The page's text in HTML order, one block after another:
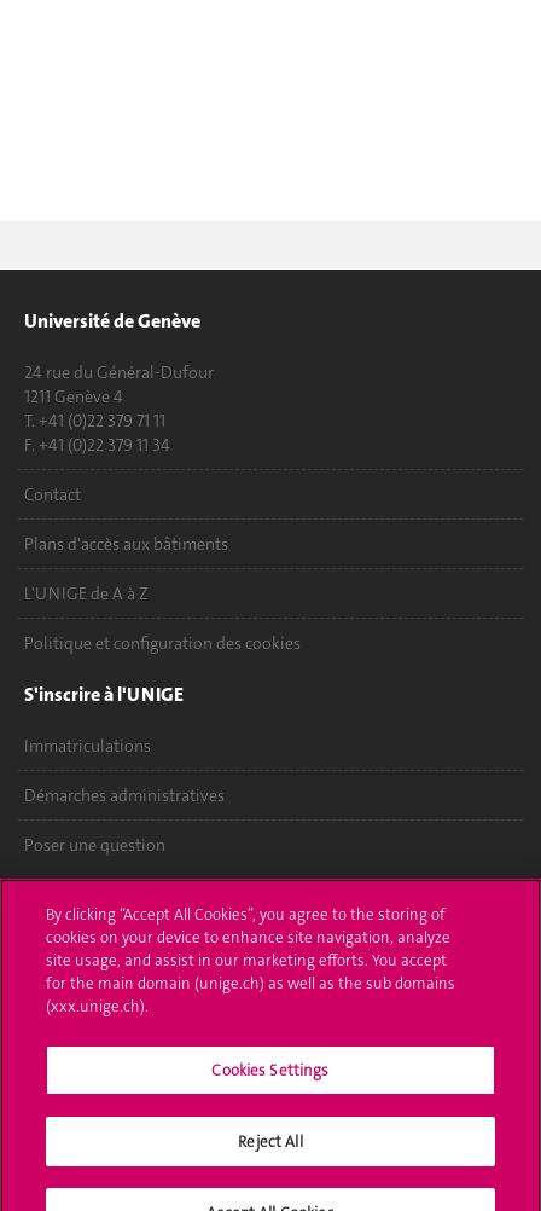
Université de Genève
24 rue du Général-Dufour
1211 Genève 4
T. +41 (0)22 379 71 11
F. +41 (0)22 379 11 34
Contact
Plans d'accès aux bâtiments
L'UNIGE de A à Z
Politique et configuration des cookies
S'inscrire à l'UNIGE
Immatriculations
Démarches administratives
Poser une question
UNIGE Mobile
Médias
Offres d'emploi
Bibliothèque
Médias sociaux UNIGE
By clicking “Accept All Cookies”, you agree to the storing of
cookies on your device to enhance site navigation, analyze
site usage, and assist in our marketing efforts. You accept
for the main domain (unige.ch) as well as the sub domains
(xxx.unige.ch).
Cookies Settings
Reject All